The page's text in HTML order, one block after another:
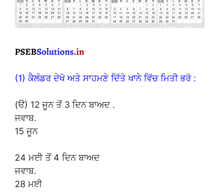
(1) ਕੈਲੰਡਰ ਦੇਖੋ ਅਤੇ ਸਾਹਮਣੇ ਦਿੱਤੇ ਖਾਨੇ ਵਿੱਚ ਮਿਤੀ ਭਰੋ :
(ੳ) 12 ਜੂਨ ਤੋਂ 3 ਦਿਨ ਬਾਅਦ .
ਜਵਾਬ.
15 ਜੂਨ
24 ਮਈ ਤੋਂ 4 ਦਿਨ ਬਾਅਦ
ਜਵਾਬ.
28 ਮਈ